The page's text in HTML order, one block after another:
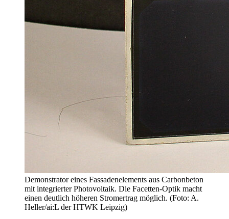
Demonstrator eines Fassadenelements aus Carbonbeton
mit integrierter Photovoltaik. Die Facetten-Optik macht
einen deutlich höheren Stromertrag möglich. (Foto: A.
Heller/ai:L der HTWK Leipzig)